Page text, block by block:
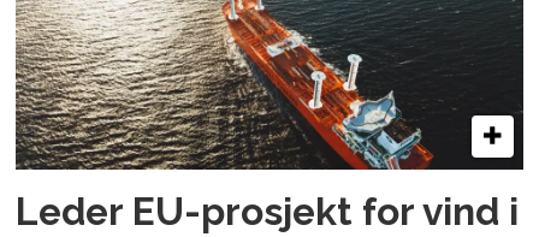
Leder EU-prosjekt for vind i